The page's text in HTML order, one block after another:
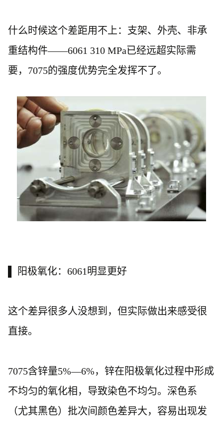
什么时候这个差距用不上：支架、外壳、非承
重结构件——6061 310 MPa已经远超实际需
要，7075的强度优势完全发挥不了。
▌ 阳极氧化：6061明显更好
这个差异很多人没想到，但实际做出来感受很
直接。
7075含锌量5%—6%，锌在阳极氧化过程中形成
不均匀的氧化相，导致染色不均匀。深色系
（尤其黑色）批次间颜色差异大，容易出现发